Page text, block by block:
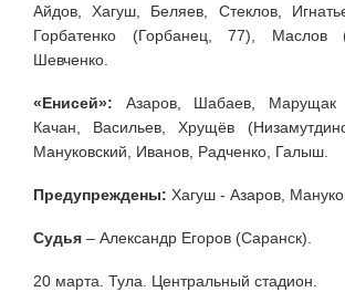
Айдов, Хагуш, Беляев, Стеклов,
Горбатенко (Горбанец, 77), Маслов
Шевченко.
«Енисей»: Азаров, Шабаев, Марущак
Качан, Васильев, Хрущёв
Мануковский, Иванов, Радченко, Галыш.
Предупреждены: Хагуш - Азаров,
Судья – Александр Егоров (Саранск).
20 марта. Тула. Центральный стадион.